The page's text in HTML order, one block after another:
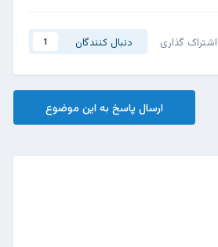
اشتراک گذاری دنبال کنندگان 1
ارسال پاسخ به این موضوع